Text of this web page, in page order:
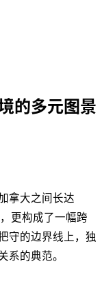
的多元图景
拿大之间长达
更构成了一幅跨
守的边界线上，独
系的典范。